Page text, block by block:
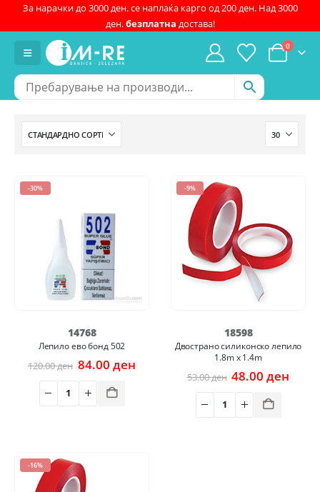
За нарачки до 3000 ден. се наплаќа карго од 200 ден. Над 3000
ден.безплатна достава!
0
-30%
14768
Лепило ево бонд 502
120.00ден Original
was:
120.00 ден.
84.00 денCurrent
84.00 ден.
-9%
18598
Двострано силиконско лепило
1.8m x 1.4m
53.00ден Original
was:
53.00 ден.
48.00ден
-16%